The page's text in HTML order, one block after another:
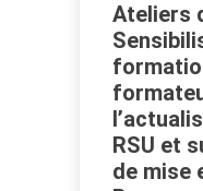
Ateliers
RSU et
de mise